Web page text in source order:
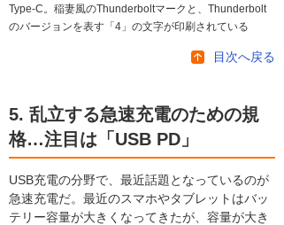
Type-C。稲妻風のThunderboltマークと、Thunderbolt
のバージョンを表す「4」の文字が印刷されている
目次へ戻る
5. 乱立する急速充電のための規
格…注目は「USB PD」
USB充電の分野で、最近話題となっているのが
急速充電だ。最近のスマホやタブレットはバッ
テリー容量が大きくなってきたが、容量が大き